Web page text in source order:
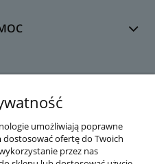
umożliwiają poprawne
dostosować ofertę do Twoich
przez nas